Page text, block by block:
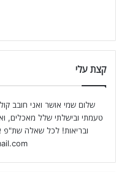
קצת עלי
שלום שמי אושר ואני חובב
טעמתי ובישלתי שלל מאכלים,
ובריאות! לכל שאלה שת"פ